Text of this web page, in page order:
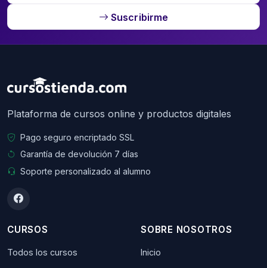
Suscribirme
Plataforma de cursos online y productos digitales
Pago seguro encriptado SSL
Garantía de devolución 7 días
Soporte personalizado al alumno
CURSOS
Todos los cursos
SOBRE NOSOTROS
Inicio